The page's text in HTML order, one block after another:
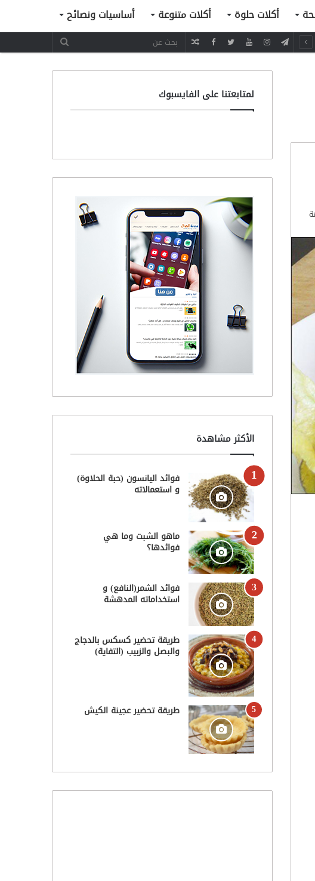
أكلات حلوة أكلات متنوعة أساسيات ونصائح
مقال
لمتابعتنا على الفايسبوك
الأكثر مشاهدة
فوائد اليانسون (حبة الحلاوة)
و استعمالاته
ماهو الشبت وما هي
فوائدها؟
فوائد الشمر(النافع) و
استخداماته المدهشة
طريقة تحضير كسكس بالدجاج
والبصل والزبيب (التفاية)
طريقة تحضير عجينة الكيش